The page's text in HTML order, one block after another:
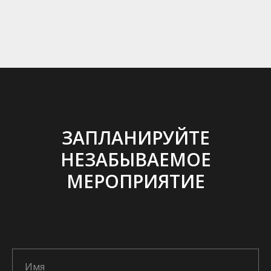
ЗАПЛАНИРУЙТЕ
НЕЗАБЫВАЕМОЕ
МЕРОПРИЯТИЕ